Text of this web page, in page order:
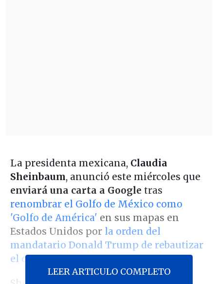
La presidenta mexicana, Claudia
Sheinbaum, anunció este miércoles que
enviará una carta a Google tras
renombrar el Golfo de México como
'Golfo de América' en sus mapas en
Estados Unidos por la orden del
mandatario Donald Trump de rebautizar
el cuerpo de agua.
LEER ARTICULO COMPLETO